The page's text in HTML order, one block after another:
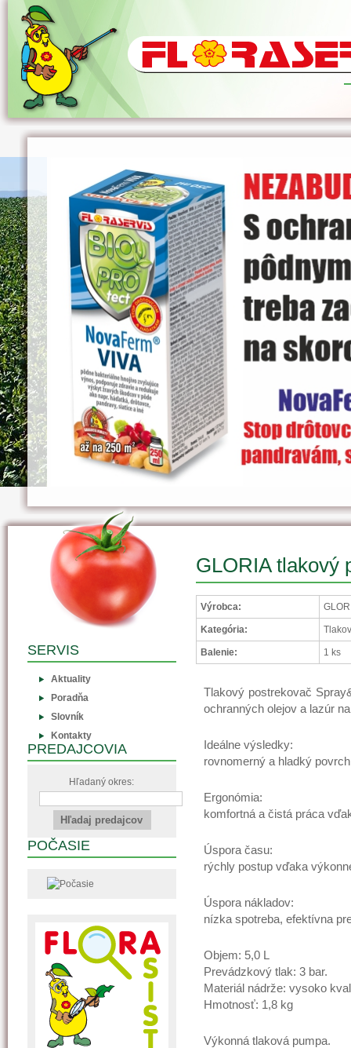
GLORIA tlakový
Výrobca:
Kategória:
Balenie: 1 ks
Tlakový postrekovač
ochranných olejov a lazúr
Ideálne výsledky:
rovnomerný a hladký
Ergonómia:
komfortná a čistá práca
Úspora času:
rýchly postup vďaka
Úspora nákladov:
nízka spotreba, efektívna
Objem: 5,0 L
Prevádzkový tlak: 3 bar.
Materiál nádrže: vysoko
Hmotnosť: 1,8 kg
Výkonná tlaková pumpa.
SERVIS
Aktuality
Poradňa
Slovník
Kontakty
PREDAJCOVIA
Hľadaný okres:
POČASIE